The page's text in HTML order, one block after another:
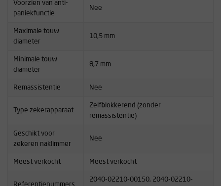
Voorzien van anti-
paniekfunctie
Nee
Maximale touw
diameter
10,5 mm
Minimale touw
diameter
8,7 mm
Remassistentie Nee
Type zekerapparaat
Zelfblokkerend (zonder
remassistentie)
Geschikt voor
zekeren naklimmer
Nee
Meest verkocht Meest verkocht
Referentienummers
2040-02210-00150, 2040-02210-